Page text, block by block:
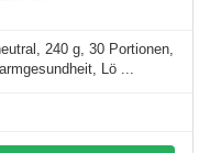
240 g, 30 Portionen,
Lö ...